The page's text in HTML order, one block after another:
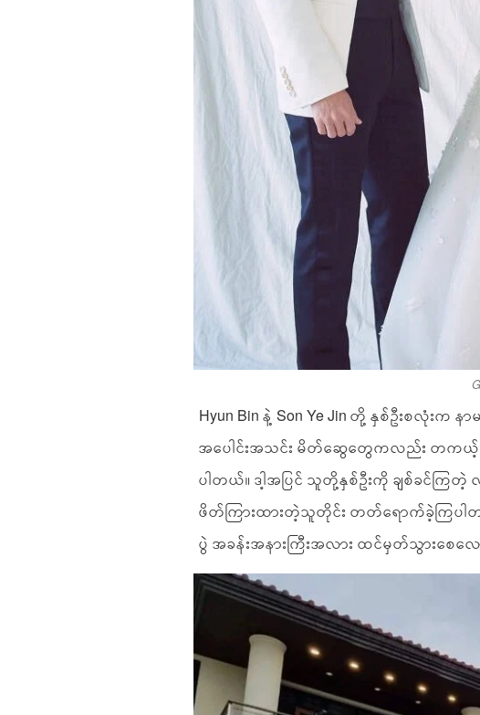
Hyun Bin နဲ့ Son Ye Jin တို့ နှစ်ဦးစလုံးက
အပေါင်းအသင်း မိတ်ဆွေတွေကလည်း တကယ့်
ပါတယ်။ ဒါ့အပြင် သူတို့နှစ်ဦးကို ချစ်ခင်ကြတဲ့
ဖိတ်ကြားထားတဲ့သူတိုင်း တတ်ရောက်ခဲ့ကြပါတ
ပွဲ အခန်းအနားကြီးအလား ထင်မှတ်သွားစေလ